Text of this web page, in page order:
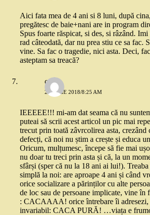
Aici fata mea de 4 ani si 8 luni, după
pregătesc de baie+nani are in program
Spus foarte răspicat, si des, si râzând.
rad câteodată, dar nu prea stiu ce sa fac.
vine. Sa fac o tragedie, nici asta. Deci,
asteptam sa treacă?
oana
26 IULIE 2018/8:25 AM
IEEEEE!!! mi-am dat seama că nu
puteai să scrii acest articol un pic mai
trecut prin toată zâvrcolirea asta, crezând
defecți, că noi nu știm a crește și educa
Oricum, mulțumesc, începe să fie mai
nu doar tu treci prin asta și că, la un
sfârși (sper că nu la 18 ani ai lui!). Treaba
simplă la noi: are aproape 4 ani și când
orice socializare a părinților cu alte
de loc sau de persoane implicate, vine în
: CACAAAA! orice întrebare îi adresezi,
invariabil: CACA PURĂ! …viața e